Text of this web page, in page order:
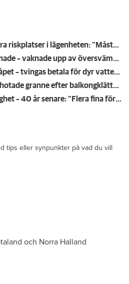
Så undviker du mögel – fyra riskplatser i lägenheten: ”Måste städa bort”
Satte på vattnet och somnade – vaknade upp av översvämning hos grannen
Rensade inte hålet i kylskåpet – tvingas betala för dyr vattenskada
Naken gängkriminell knivhotade granne efter balkongklättring
Kompisdealen blev verklighet – 40 år senare: "Flera fina fördelar med att dela bostad"
tips eller synpunkter på vad du vill
och Norra Halland